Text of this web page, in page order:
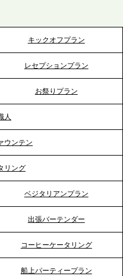
タリングのセカンド
タリングのセカンド
かな食」が会話のス
体験としてのケータ
キックオフプラン
レセプションプラン
お祭りプラン
人
ウンテン
リング
ベジタリアンプラン
出張バーテンダー
コーヒーケータリング
船上パーティープラン